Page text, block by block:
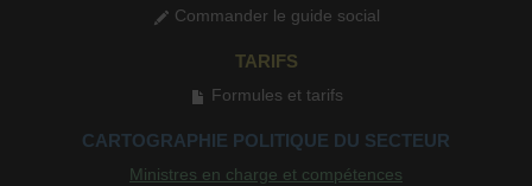
Commander le guide social
TARIFS
Formules et tarifs
CARTOGRAPHIE POLITIQUE DU SECTEUR
Ministres en charge et compétences